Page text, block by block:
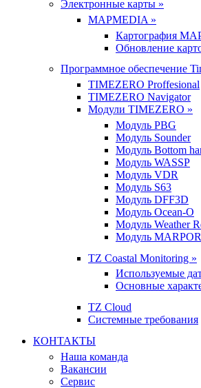
Электронные карты »
MAPMEDIA »
Картография
Обновление
Программное обеспечение
TIMEZERO Proffesional
TIMEZERO Navigator
Модули TIMEZERO »
Модуль PBG
Модуль Sounder
Модуль Bottom
Модуль WASSP
Модуль VDR
Модуль S63
Модуль DFF3D
Модуль Ocean-O
Модуль Weather
Модуль
TZ Coastal Monitoring »
Используемые
Основные
TZ Cloud
Системные требования
КОНТАКТЫ
Наша команда
Вакансии
Сервис